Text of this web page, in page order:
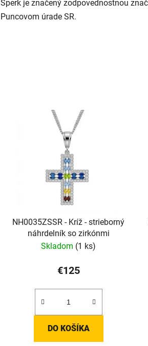
Šperk je značený zodpovednostnou
Puncovom úrade SR.
NH0035ZSSR - Kríž - strieborný
náhrdelník so zirkónmi
Skladom (1 ks)
€125
DO KOŠÍKA